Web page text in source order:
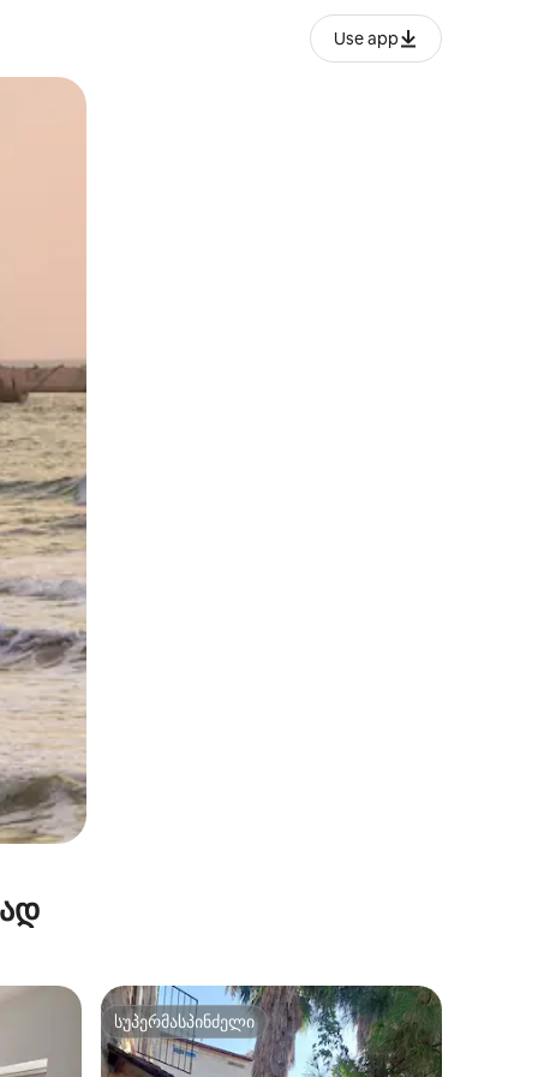
Use app
შეხებისა თუ თითის გასმის ჟესტები.
სუპერმასპინძელი
სუპერმასპინძელი